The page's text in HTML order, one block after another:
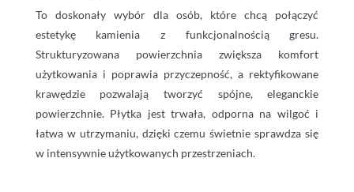
To doskonały wybór dla osób, które chcą połączyć
estetykę kamienia z funkcjonalnością gresu.
Strukturyzowana powierzchnia zwiększa komfort
użytkowania i poprawia przyczepność, a rektyfikowane
krawędzie pozwalają tworzyć spójne, eleganckie
powierzchnie. Płytka jest trwała, odporna na wilgoć i
łatwa w utrzymaniu, dzięki czemu świetnie sprawdza się
w intensywnie użytkowanych przestrzeniach.